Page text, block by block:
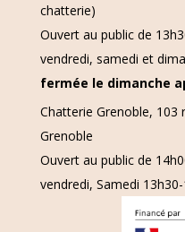
chatterie)
Ouvert au public de
vendredi, samedi et
fermée le dimanche
Chatterie Grenoble, 103
Grenoble
Ouvert au public de
vendredi, Samedi